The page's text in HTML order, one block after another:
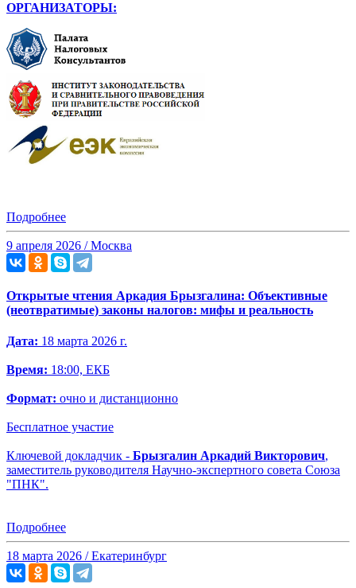
ОРГАНИЗАТОРЫ:
Подробнее
9 апреля 2026 / Москва
Открытые чтения Аркадия Брызгалина: Объективные
(неотвратимые) законы налогов: мифы и реальность
Дата: 18 марта 2026 г.
Время: 18:00, ЕКБ
Формат: очно и дистанционно
Бесплатное участие
Ключевой докладчик - Брызгалин Аркадий Викторович,
заместитель руководителя Научно-экспертного совета Союза
"ПНК".
Подробнее
18 марта 2026 / Екатеринбург